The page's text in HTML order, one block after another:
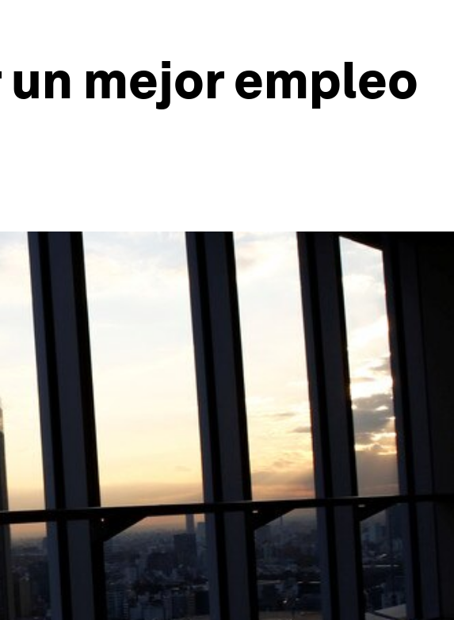
mejor empleo